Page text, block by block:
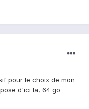
pour le choix de mon
d'ici la, 64 go